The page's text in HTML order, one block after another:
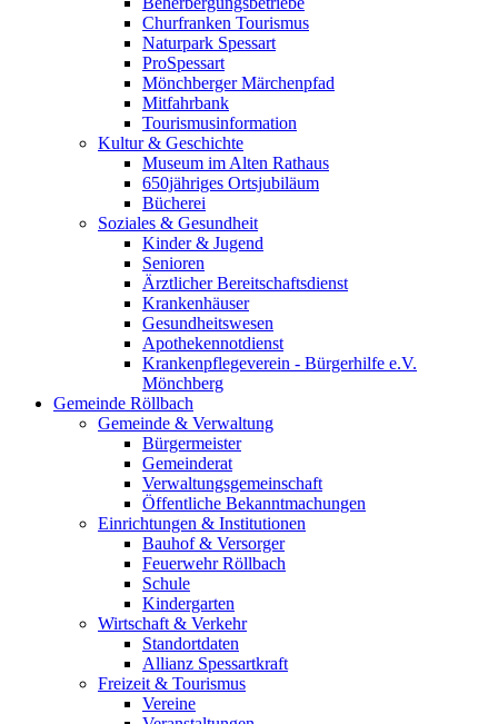
Churfranken Tourismus
Naturpark Spessart
ProSpessart
Mönchberger Märchenpfad
Mitfahrbank
Tourismusinformation
Kultur & Geschichte
Museum im Alten Rathaus
650jähriges Ortsjubiläum
Bücherei
Soziales & Gesundheit
Kinder & Jugend
Senioren
Ärztlicher Bereitschaftsdienst
Krankenhäuser
Gesundheitswesen
Apothekennotdienst
Krankenpflegeverein - Bürgerhilfe e.V.
Mönchberg
Gemeinde Röllbach
Gemeinde & Verwaltung
Bürgermeister
Gemeinderat
Verwaltungsgemeinschaft
Öffentliche Bekanntmachungen
Einrichtungen & Institutionen
Bauhof & Versorger
Feuerwehr Röllbach
Schule
Kindergarten
Wirtschaft & Verkehr
Standortdaten
Allianz Spessartkraft
Freizeit & Tourismus
Vereine